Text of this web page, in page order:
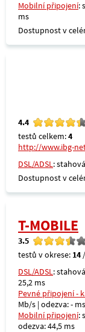
Mobilní připojení:
ms
Dostupnost v
4.4
testů celkem:4
http://www.ibg-
DSL/ADSL:
Dostupnost v
T-MOBILE
3.5
testů v okrese: 14
DSL/ADSL:
25,2 ms
Pevné připojení -
Mb/s | odezva: - ms
Mobilní připojení:
odezva: 44,5 ms